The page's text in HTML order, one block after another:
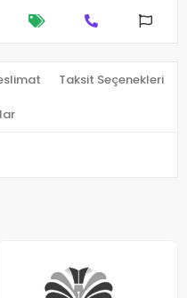
Taksit Seçenekleri